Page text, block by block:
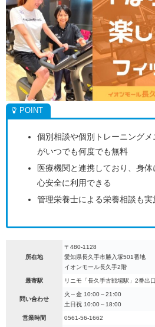
個別相談や個別トレーニング
がいつでも何度でも無料
医療機関と連携しており、身
心安全に利用できる
管理栄養士による栄養相談も実
所在地
〒480-1128
愛知県長久手市勝入塚501番地
イオンモール長久手2階
最寄駅 リニモ「長久手古戦場駅」2番出
問い合わせ
火～金 10:00～21:00
土日祝 10:00～18:00
営業時間 0561-56-1662